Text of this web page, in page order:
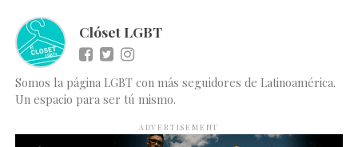
Clóset LGBT
Somos la página LGBT con más seguidores de Latinoamérica.
Un espacio para ser tú mismo.
ADVERTISEMENT